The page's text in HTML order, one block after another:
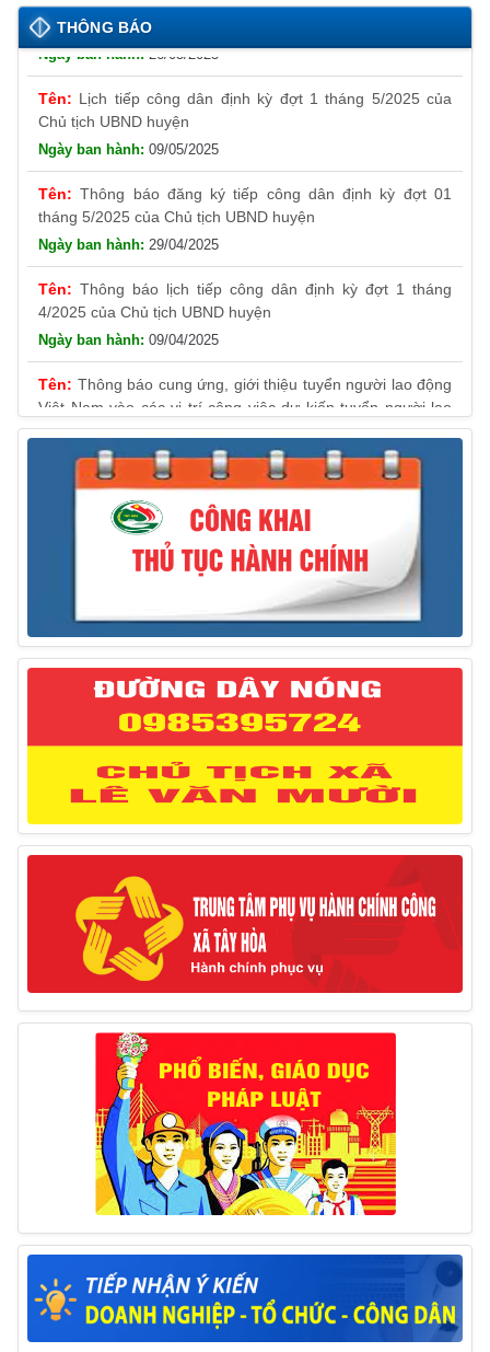
k
n
sl
at
k
THÔNG BÁO
tháng 6/2025 của Chủ tịch UBND huyện
26/05/2025
Lịch tiếp công dân định kỳ đợt 1 tháng 5/2025 của
Chủ tịch UBND huyện
09/05/2025
Thông báo đăng ký tiếp công dân định kỳ đợt 01
tháng 5/2025 của Chủ tịch UBND huyện
29/04/2025
Thông báo lịch tiếp công dân định kỳ đợt 1 tháng
4/2025 của Chủ tịch UBND huyện
09/04/2025
Thông báo cung ứng, giới thiệu tuyển người lao động
Việt Nam vào các vị trí công việc dự kiến tuyển người lao
động nước ngoài
31/03/2025
Thông báo treo cờ Tổ quốc nhân kỷ niệm 50 năm
Ngày giải phóng tỉnh Phú Yên (01/4/1975 – 01/4/2025)
28/03/2025
Thông báo giới thiệu, cung ứng lao động Việt Nam
cho Liên danh Hengtong International Engineering Co.,Ltd
Thông báo đăng ký tiếp công dân định kỳ đợt 02
tháng 3/2025 của Chủ tịch UBND huyện
12/03/2025
Thông báo lịch công tác của Chủ tịch, các Phó Chủ
tịch UBND huyện và Phó Chủ tịch Hội đồng nhân dân
10/03/2025
Thông báo tổ chức thực hiện Cưỡng chế buộc thực
hiện biện pháp khắc phục hậu quả trong lĩnh vực đất đai
17/06/2025
Thông báo đăng ký tiếp công dân định kỳ đợt 01
tháng 6/2025 của Chủ tịch UBND huyện
26/05/2025